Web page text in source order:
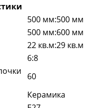
500 мм:500 мм
500 мм:600 мм
22 кв.м:29 кв.м
6:8
60
Керамика